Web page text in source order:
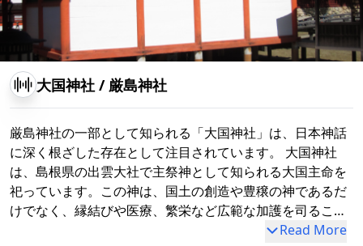
大国神社 / 厳島神社
厳島神社の一部として知られる「大国神社」は、日本神話
に深く根ざした存在として注目されています。 大国神社
は、島根県の出雲大社で主祭神として知られる大国主命を
祀っています。この神は、国土の創造や豊穣の神であるだ
けでなく、縁結びや医療、繁栄など広範な加護を司ること
で知られています。厳島という神聖な島に祀られた背景に
Read More